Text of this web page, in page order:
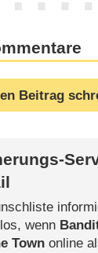
Beitrag
wenn
Townonline